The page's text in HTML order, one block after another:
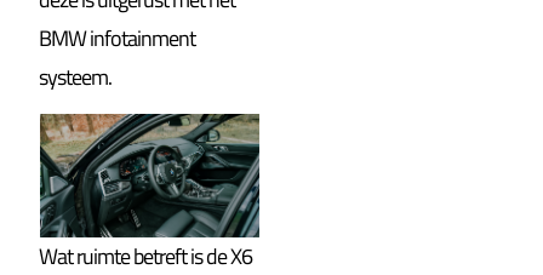
BMW infotainment
systeem.
Wat ruimte betreft is de X6